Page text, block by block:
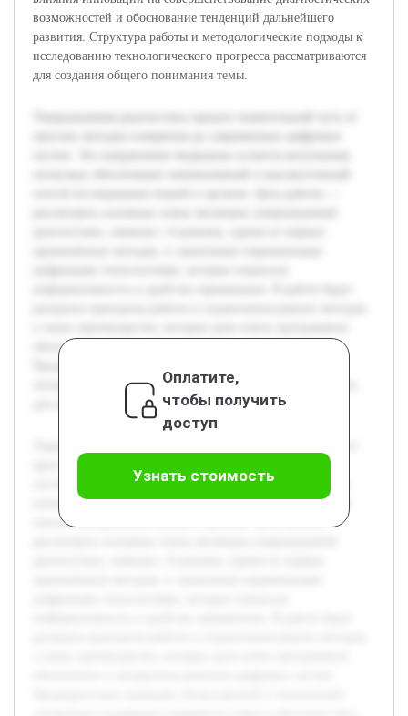
возможностей и обоснование тенденций дальнейшего
развития. Структура работы и методологические подходы к
исследованию технологического прогресса рассматриваются
для создания общего понимания темы.
обеспечение и аппаратные решения цифровых систем.
литературы подтвердил значимость темы и обеспечил базу
простых методов измерения до современных цифровых
систем. Это направление медицины остается актуальным,
поскольку обеспечивает неинвазивный и высокоточнный
способ исследования тканей и органов. Цель работы —
Оплатите,
чтобы получить
доступ
Узнать стоимость